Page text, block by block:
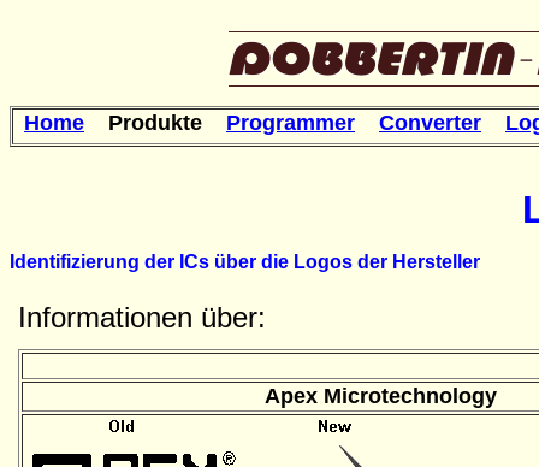
Home Produkte Programmer Converter
Identifizierung der ICs über die Logos der Hersteller
Informationen über:
Apex Microtechnology